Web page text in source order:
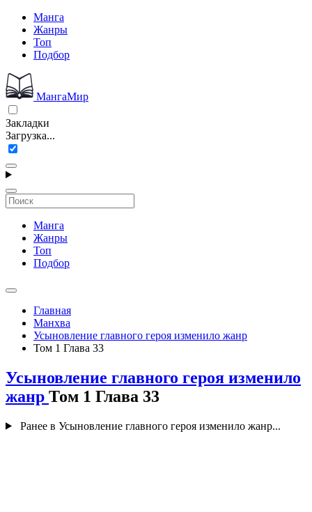
Манга
Жанры
Топ
Подбор
МангаМир
Закладки
Загрузка...
Манга
Жанры
Топ
Подбор
Главная
Манхва
Усыновление главного героя изменило жанр
Том 1 Глава 33
Усыновление главного героя изменило
жанр Том 1 Глава 33
Ранее в Усыновление главного героя изменило жанр...